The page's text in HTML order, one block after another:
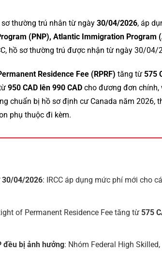
thường trú nhân từ ngày 30/04/2026, áp
(PNP), Atlantic Immigration Program
hồ sơ thường trú được nhận từ ngày 30/
Residence Fee (RPRF) tăng từ 575
950 CAD lên 990 CAD cho đương đơn chính,
chuẩn bị hồ sơ định cư Canada năm 2026,
phụ thuộc đi kèm.
30/04/2026: IRCC áp dụng mức phí mới cho
of Permanent Residence Fee tăng từ 575
đều bị ảnh hưởng: Nhóm Federal High